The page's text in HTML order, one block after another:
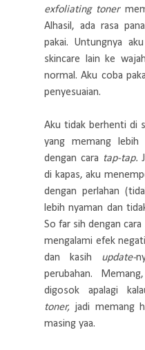
exfoliating toner
Alhasil, ada rasa
pakai. Untungnya
skincare lain ke
normal. Aku coba
penyesuaian.
Aku tidak berhenti di
yang memang
dengan cara tap-tap.
di kapas, aku
dengan perlahan
lebih nyaman dan
So far sih dengan cara
mengalami efek
dan kasih update-
perubahan.
digosok apalagi
toner, jadi memang
masing yaa.